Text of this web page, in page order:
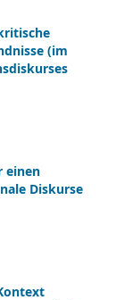
(im
einen
Diskurse